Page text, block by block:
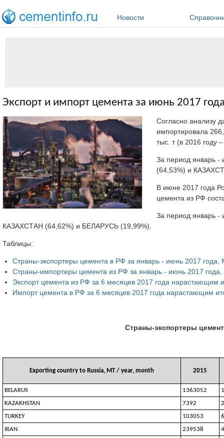
Новости
Экспорт и импорт цемента за июнь 2017
Согласно анализу
импортировала
тыс. т (в 2016 году
За период январь -
(64,53%) и
В июне 2017 года
цемента из РФ
За период январь -
КАЗАХСТАН (64,62%) и БЕЛАРУСЬ (19,99%).
Таблицы:
Страны-экспортеры цемента в РФ за январь - июнь 2017 года,
Страны-импортеры цемента из РФ за январь - июнь 2017
Экспорт цемента из РФ за 6 месяцев 2017 года нарастающим
Импорт цемента в РФ за 6 месяцев 2017 года нарастающим
Страны-экспортеры
Exporting country to Russia, MT / year, month 2015
BELARUS 1363052
KAZAKHSTAN
7392
TURKEY
103053
IRAN
239538